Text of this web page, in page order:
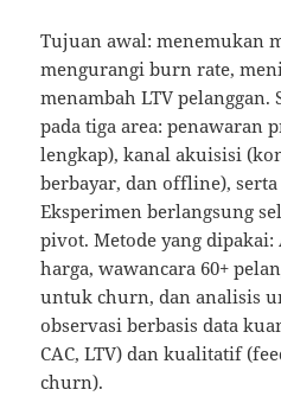
Tujuan awal: menemukan
mengurangi burn rate,
menambah LTV pelanggan.
pada tiga area: penawaran
lengkap), kanal akuisisi
berbayar, dan offline),
Eksperimen berlangsung
pivot. Metode yang
harga, wawancara 60+
untuk churn, dan analisis
observasi berbasis data
CAC, LTV) dan kualitatif
churn).